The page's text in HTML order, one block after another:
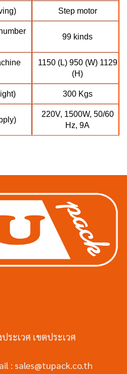
Step motor
99 kinds
1150 (L) 950 (W) 1129
(H)
300 Kgs
220V, 1500W, 50/60
Hz, 9A
ะเวศ เขตประเวศ
: sales@tupack.co.th